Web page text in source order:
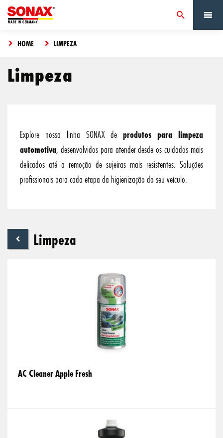
HOME LIMPEZA
Limpeza
Explore nossa linha SONAX de produtos para limpeza
automotiva, desenvolvidos para atender desde os cuidados mais
delicados até a remoção de sujeiras mais resistentes. Soluções
profissionais para cada etapa da higienização do seu veículo.
Limpeza
AC Cleaner Apple Fresh